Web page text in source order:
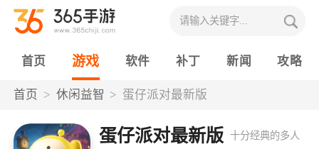
首页 游戏 软件 补丁 新闻 攻略
首页 休闲益智 蛋仔派对最新版
蛋仔派对最新版 十分经典的多人